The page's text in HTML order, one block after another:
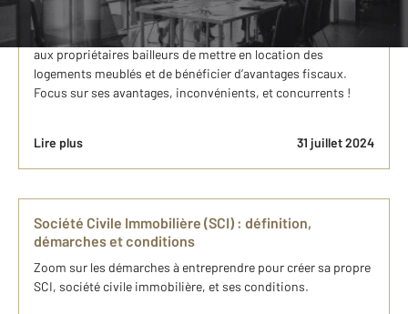
Les locations LMNP (Loueur Meublé Non Professionnel) est
un dispositif d’investissement immobilier. Ce statut permet
aux propriétaires bailleurs de mettre en location des
logements meublés et de bénéficier d’avantages fiscaux.
Focus sur ses avantages, inconvénients, et concurrents !
Lire plus 31 juillet 2024
Société Civile Immobilière (SCI) : définition,
démarches et conditions
Zoom sur les démarches à entreprendre pour créer sa propre
SCI, société civile immobilière, et ses conditions.